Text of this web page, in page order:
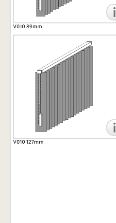
V010 89mm
i
V010 127mm
i